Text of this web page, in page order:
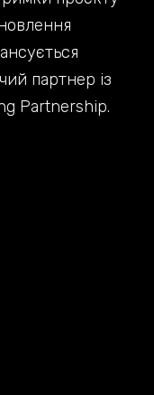
партнер із
Partnership.